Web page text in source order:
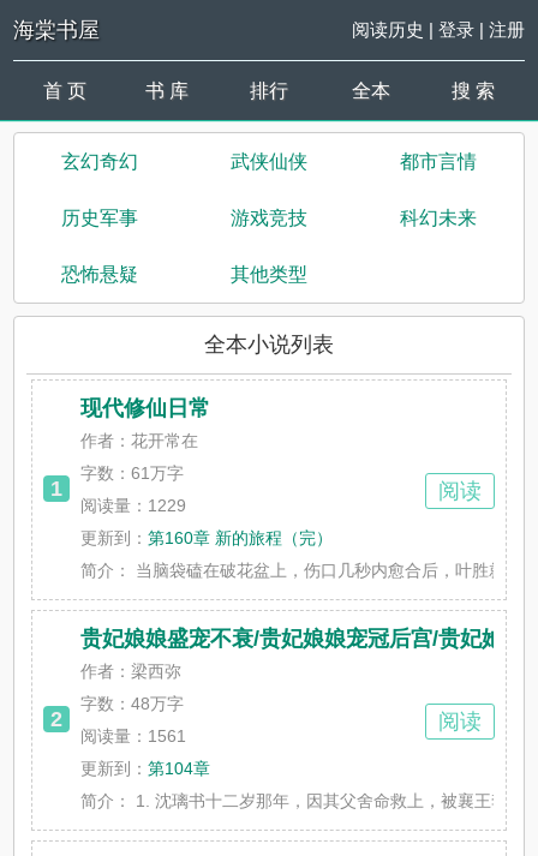
海棠书屋 阅读历史 | 登录| 注册
首 页 书 库 排行 全本 搜 索
玄幻奇幻 武侠仙侠 都市言情
历史军事 游戏竞技 科幻未来
恐怖悬疑 其他类型
全本小说列表
1
现代修仙日常
作者：花开常在
字数：61万字
阅读量：1229
更新到：第160章 新的旅程（完）
简介：
当脑袋磕在破花盆上，伤口几秒内愈合后，叶胜就坚
阅读
2
贵妃娘娘盛宠不衰/贵妃娘娘宠冠后宫/贵妃她盛
作者：梁西弥
字数：48万字
阅读量：1561
更新到：第104章
简介：
1. 沈璃书十二岁那年，因其父舍命救上，被襄王李珣
阅读